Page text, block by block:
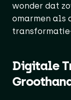
wonder dat
omarmen als
Digitale